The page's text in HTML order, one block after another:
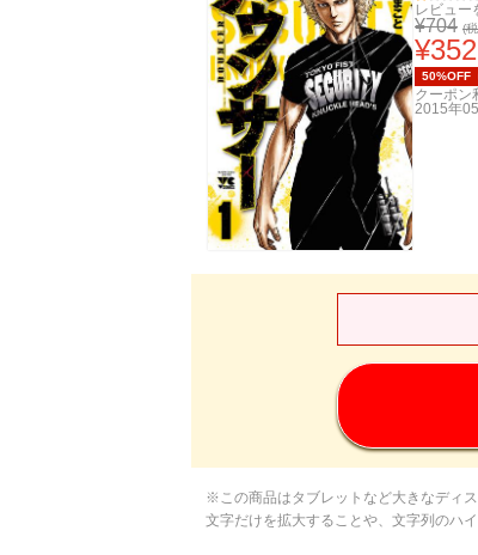
レビュー
¥704 (
¥352
50%OFF
クーポン
2015年
※この商品はタブレットなど大きなディ
文字だけを拡大することや、文字列のハ